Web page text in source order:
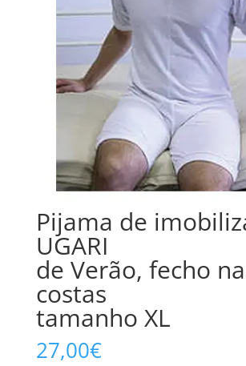
Pijama de
UGARI
de Verão, fecho
costas
tamanho XL
27,00€